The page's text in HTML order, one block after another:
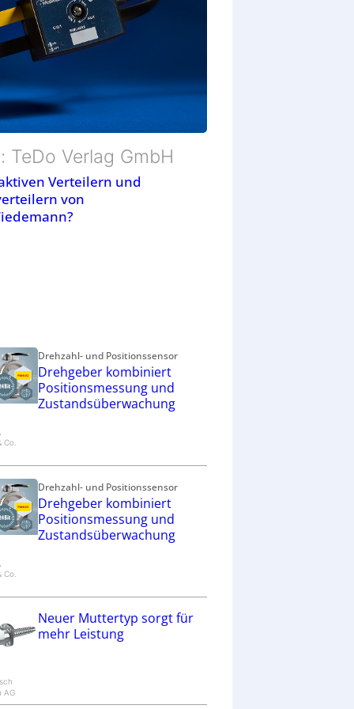
TeDo Verlag GmbH
Verteilern und
von
Co.
Drehzahl- und Positionssensor
Drehgeber kombiniert
Positionsmessung und
Zustandsüberwachung
Co.
Drehzahl- und Positionssensor
Drehgeber kombiniert
Positionsmessung und
Zustandsüberwachung
AG
Neuer Muttertyp sorgt für
mehr Leistung